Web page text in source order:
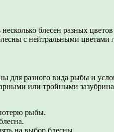
блесен разных
с нейтральными
для разного вида рыбы и
или тройными
рыбы.